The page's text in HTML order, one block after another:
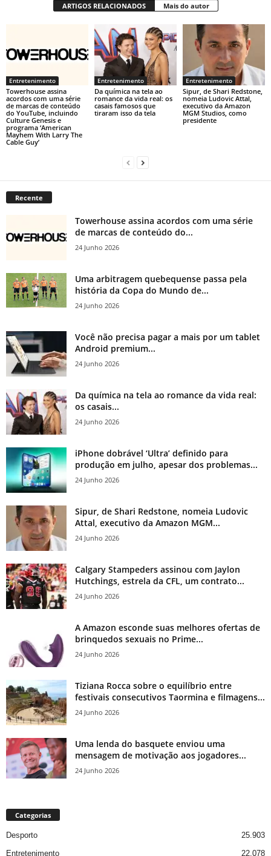
ARTIGOS RELACIONADOS Mais do autor
Entretenimento
Towerhouse assina
acordos com uma série
de marcas de conteúdo
do YouTube, incluindo
Culture Genesis e
programa ‘American
Mayhem With Larry The
Cable Guy’
Entretenimento
Da química na tela ao
romance da vida real: os
casais famosos que
tiraram isso da tela
Entretenimento
Sipur, de Shari Redstone,
nomeia Ludovic Attal,
executivo da Amazon
MGM Studios, como
presidente
Recente
Towerhouse assina acordos com uma série
de marcas de conteúdo do...
24 Junho 2026
Uma arbitragem quebequense passa pela
história da Copa do Mundo de...
24 Junho 2026
Você não precisa pagar a mais por um tablet
Android premium...
24 Junho 2026
Da química na tela ao romance da vida real:
os casais...
24 Junho 2026
iPhone dobrável ‘Ultra’ definido para
produção em julho, apesar dos problemas...
24 Junho 2026
Sipur, de Shari Redstone, nomeia Ludovic
Attal, executivo da Amazon MGM...
24 Junho 2026
Calgary Stampeders assinou com Jaylon
Hutchings, estrela da CFL, um contrato...
24 Junho 2026
A Amazon esconde suas melhores ofertas de
brinquedos sexuais no Prime...
24 Junho 2026
Tiziana Rocca sobre o equilíbrio entre
festivais consecutivos Taormina e filmagens...
24 Junho 2026
Uma lenda do basquete enviou uma
mensagem de motivação aos jogadores...
24 Junho 2026
Categorias
Desporto
25.903
Entretenimento
22.078